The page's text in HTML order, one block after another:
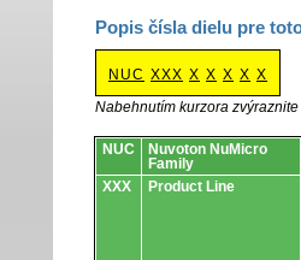
Popis čísla dielu pre
NUC XXX X X X X X
Nabehnutím kurzora
Obvody.
NUC
Nuvoton NuMicro
Family
XXX
Product Line